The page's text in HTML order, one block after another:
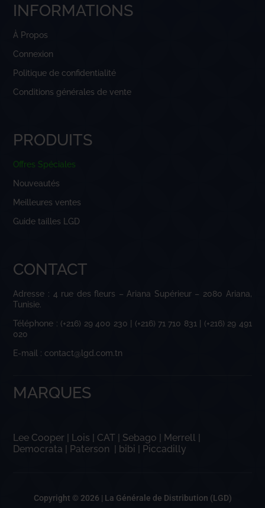
INFORMATIONS
À Propos
Connexion
Politique de confidentialité
Conditions générales de vente
PRODUITS
Offres Spéciales
Nouveautés
Meilleures ventes
Guide tailles LGD
CONTACT
Adresse : 4 rue des fleurs – Ariana Supérieur – 2080 Ariana,
Tunisie.
Téléphone : (+216) 29 400 230 | (+216) 71 710 831 | (+216) 29 491
020
E-mail : contact@lgd.com.tn
MARQUES
Lee Cooper | Lois | CAT | Sebago | Merrell |
Democrata | Paterson | bibi | Piccadilly
Copyright © 2026 | La Générale de Distribution (LGD)